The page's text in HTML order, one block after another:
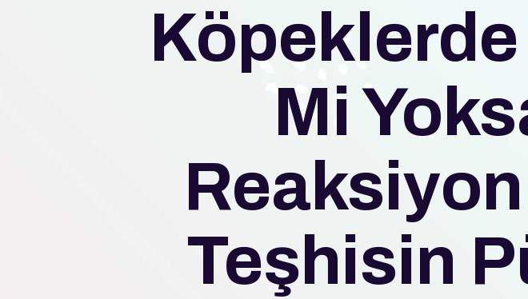
Köpeklerde
Mi
Teşhisin